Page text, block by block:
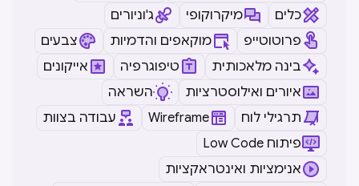
כלים
מיקרוקופי
ג'וניורים
פרוטוטייפ
מוקאפים והדמיות
צבעים
בינה מלאכותית
טיפוגרפיה
אייקונים
איורים ואילוסטרציות
השראה
תרגילי לוח
Wireframe
עבודה בצוות
Low Code פיתוח
אנימציות ואינטראקציות